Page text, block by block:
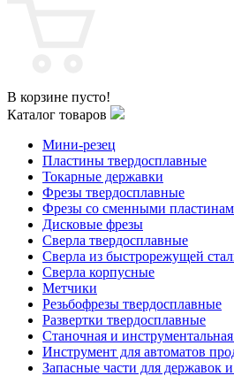
В корзине пусто!
Каталог товаров
Мини-резец
Пластины твердосплавные
Токарные державки
Фрезы твердосплавные
Фрезы со сменными
Дисковые фрезы
Сверла твердосплавные
Сверла из быстрорежущей
Сверла корпусные
Метчики
Резьбофрезы твердосплавные
Развертки твердосплавные
Станочная и инструментальная
Инструмент для автоматов
Запасные части для державок